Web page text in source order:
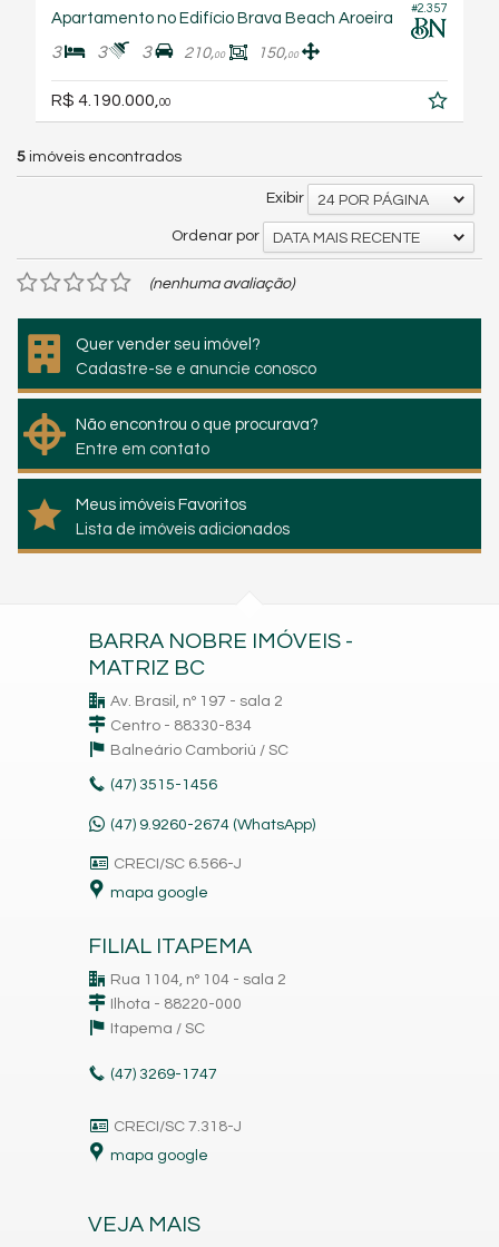
#2.357
Apartamento no Edifício Brava Beach Aroeira
3 3 3 210,00 150,00
R$ 4.190.000, 00
5 imóveis encontrados
Exibir 24 POR PÁGINA
Ordenar por DATA MAIS RECENTE
(nenhuma avaliação)
Quer vender seu imóvel?
Cadastre-se e anuncie conosco
Não encontrou o que procurava?
Entre em contato
Meus imóveis Favoritos
Lista de imóveis adicionados
BARRA NOBRE IMÓVEIS -
MATRIZ BC
Av. Brasil, nº 197 - sala 2
Centro - 88330-834
Balneário Camboriú / SC
(47) 3515-1456
(47) 9.9260-2674 (WhatsApp)
CRECI/SC 6.566-J
mapa google
FILIAL ITAPEMA
Rua 1104, nº 104 - sala 2
Ilhota - 88220-000
Itapema / SC
(47) 3269-1747
CRECI/SC 7.318-J
mapa google
VEJA MAIS